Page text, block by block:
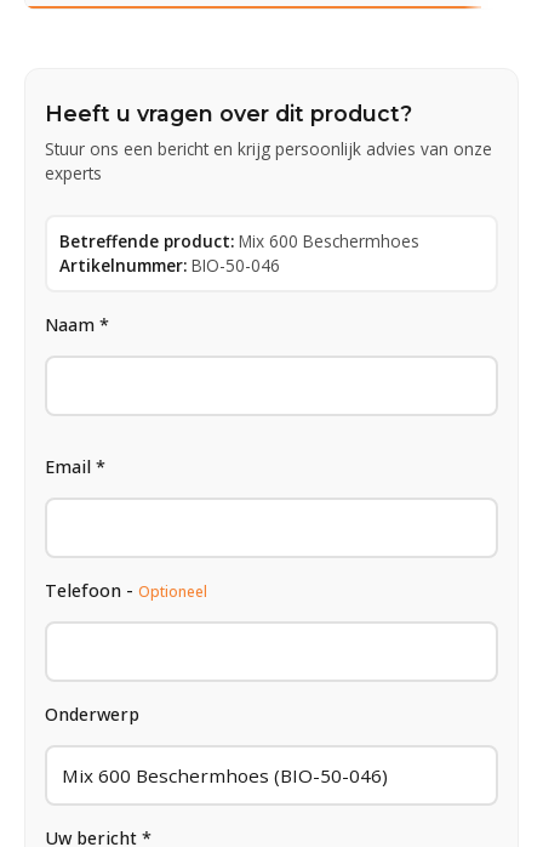
Heeft u vragen over dit product?
Stuur ons een bericht en krijg persoonlijk advies van onze
experts
Betreffende product: Mix 600 Beschermhoes
Artikelnummer: BIO-50-046
Naam *
Email *
Telefoon - Optioneel
Onderwerp
Uw bericht *